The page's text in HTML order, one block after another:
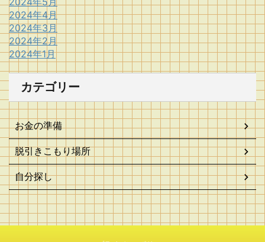
2024年4月
2024年3月
2024年2月
2024年1月
カテゴリー
お金の準備
脱引きこもり場所
自分探し